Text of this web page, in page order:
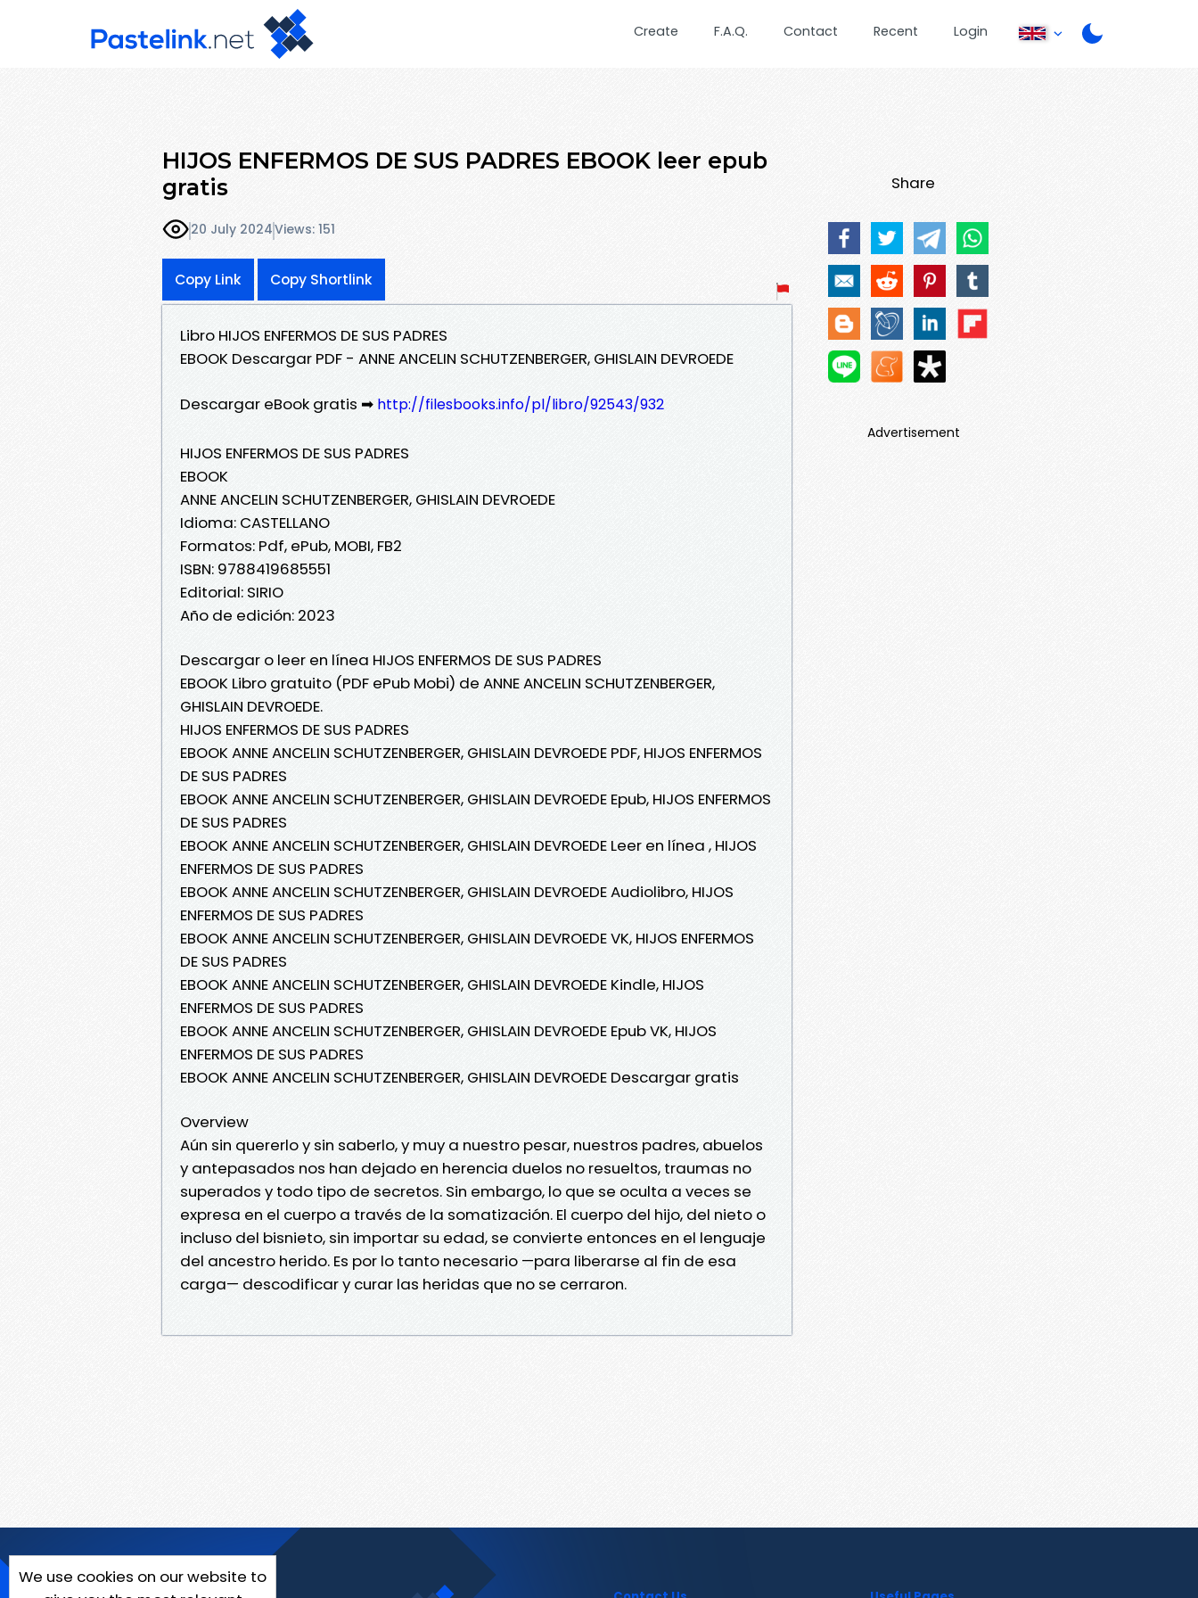
Create F.A.Q. Contact Recent Login
HIJOS ENFERMOS DE SUS PADRES EBOOK leer epub
gratis
20 July 2024Views: 151
Copy Link Copy Shortlink
Libro HIJOS ENFERMOS DE SUS PADRES
EBOOK Descargar PDF - ANNE ANCELIN SCHUTZENBERGER, GHISLAIN DEVROEDE
Descargar eBook gratis ➡ http://filesbooks.info/pl/libro/92543/932
HIJOS ENFERMOS DE SUS PADRES
EBOOK
ANNE ANCELIN SCHUTZENBERGER, GHISLAIN DEVROEDE
Idioma: CASTELLANO
Formatos: Pdf, ePub, MOBI, FB2
ISBN: 9788419685551
Editorial: SIRIO
Año de edición: 2023
Descargar o leer en línea HIJOS ENFERMOS DE SUS PADRES
EBOOK Libro gratuito (PDF ePub Mobi) de ANNE ANCELIN SCHUTZENBERGER,
GHISLAIN DEVROEDE.
HIJOS ENFERMOS DE SUS PADRES
EBOOK ANNE ANCELIN SCHUTZENBERGER, GHISLAIN DEVROEDE PDF, HIJOS ENFERMOS
DE SUS PADRES
EBOOK ANNE ANCELIN SCHUTZENBERGER, GHISLAIN DEVROEDE Epub, HIJOS ENFERMOS
DE SUS PADRES
EBOOK ANNE ANCELIN SCHUTZENBERGER, GHISLAIN DEVROEDE Leer en línea , HIJOS
ENFERMOS DE SUS PADRES
EBOOK ANNE ANCELIN SCHUTZENBERGER, GHISLAIN DEVROEDE Audiolibro, HIJOS
ENFERMOS DE SUS PADRES
EBOOK ANNE ANCELIN SCHUTZENBERGER, GHISLAIN DEVROEDE VK, HIJOS ENFERMOS
DE SUS PADRES
EBOOK ANNE ANCELIN SCHUTZENBERGER, GHISLAIN DEVROEDE Kindle, HIJOS
ENFERMOS DE SUS PADRES
EBOOK ANNE ANCELIN SCHUTZENBERGER, GHISLAIN DEVROEDE Epub VK, HIJOS
ENFERMOS DE SUS PADRES
EBOOK ANNE ANCELIN SCHUTZENBERGER, GHISLAIN DEVROEDE Descargar gratis
Overview
Aún sin quererlo y sin saberlo, y muy a nuestro pesar, nuestros padres, abuelos
y antepasados nos han dejado en herencia duelos no resueltos, traumas no
superados y todo tipo de secretos. Sin embargo, lo que se oculta a veces se
expresa en el cuerpo a través de la somatización. El cuerpo del hijo, del nieto o
incluso del bisnieto, sin importar su edad, se convierte entonces en el lenguaje
del ancestro herido. Es por lo tanto necesario —para liberarse al fin de esa
carga— descodificar y curar las heridas que no se cerraron.
Share
Advertisement
We use cookies on our website to